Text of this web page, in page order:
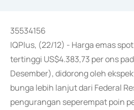
35534156
IQPlus, (22/12) - Harga emas
tertinggi US$4.383,73 per ons
Desember), didorong oleh
bunga lebih lanjut dari Federal
pengurangan seperempat poin